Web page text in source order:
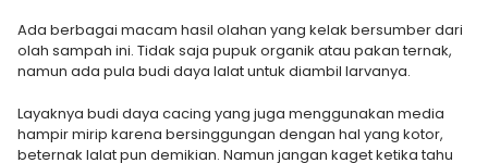
Ada berbagai macam hasil olahan yang kelak bersumber dari
olah sampah ini. Tidak saja pupuk organik atau pakan ternak,
namun ada pula budi daya lalat untuk diambil larvanya.
Layaknya budi daya cacing yang juga menggunakan media
hampir mirip karena bersinggungan dengan hal yang kotor,
beternak lalat pun demikian. Namun jangan kaget ketika tahu